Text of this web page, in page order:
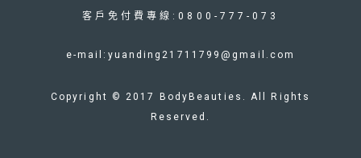
客戶免付費專線:0800-777-073
e-mail:yuanding21711799@gmail.com
Copyright © 2017 BodyBeauties. All Rights
Reserved.